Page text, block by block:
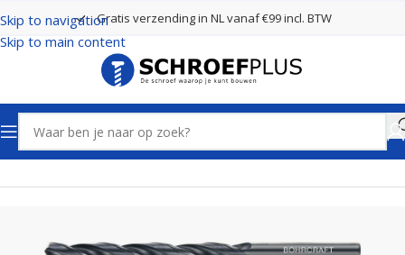
Skip to navigation
Skip to main content
Gratis verzending in NL vanaf €99 incl. BTW
Home Boren Spiraalboren